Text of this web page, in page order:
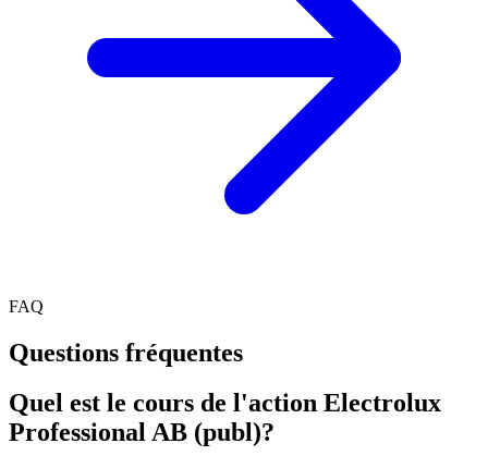
FAQ
Questions fréquentes
Quel est le cours de l'action Electrolux
Professional AB (publ)?